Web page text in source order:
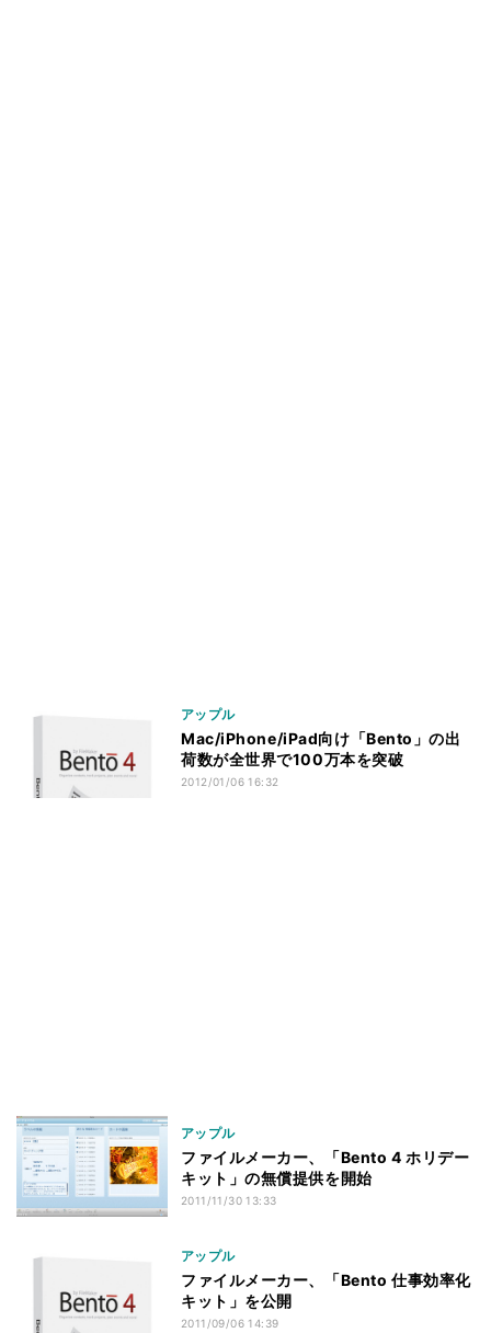
アップル
Mac/iPhone/iPad向け「Bento」の出
荷数が全世界で100万本を突破
2012/01/06 16:32
アップル
ファイルメーカー、「Bento 4 ホリデー
キット」の無償提供を開始
2011/11/30 13:33
アップル
ファイルメーカー、「Bento 仕事効率化
キット」を公開
2011/09/06 14:39